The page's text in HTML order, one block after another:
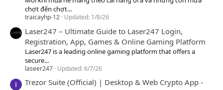
chợt đến chợt...
traicayhp-12 Updated: 1/8/26
Laser247 – Ultimate Guide to Laser247 Login,
Registration, App, Games & Online Gaming Platform
Laser247 is a leading online gaming platform that offers a
secure...
laseer247 Updated:6/7/26
Trezor Suite (Official) | Desktop & Web Crypto App -